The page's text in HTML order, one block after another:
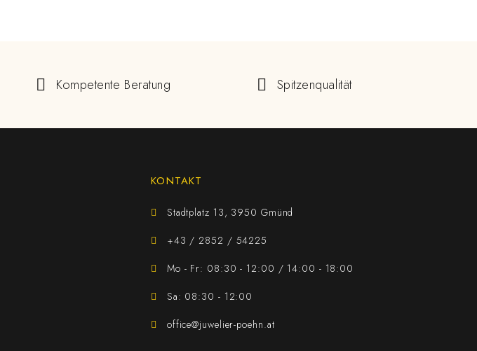
Kompetente Beratung Spitzenqualität
KONTAKT
Stadtplatz 13, 3950 Gmünd
+43 / 2852 / 54225
Mo - Fr: 08:30 - 12:00 / 14:00 - 18:00
Sa: 08:30 - 12:00
office@juwelier-poehn.at